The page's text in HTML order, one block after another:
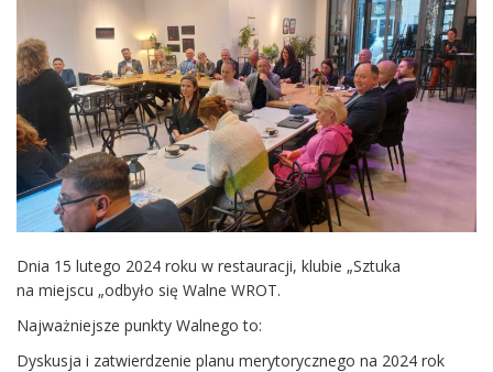
Dnia 15 lutego 2024 roku w restauracji, klubie „Sztuka
na miejscu „odbyło się Walne WROT.
Najważniejsze punkty Walnego to:
Dyskusja i zatwierdzenie planu merytorycznego na 2024 rok